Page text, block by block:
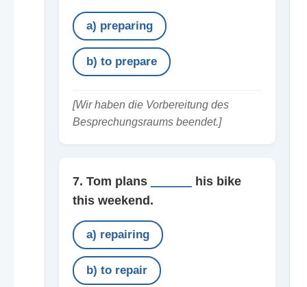
a) preparing
b) to prepare
[Wir haben die Vorbereitung des
Besprechungsraums beendet.]
7. Tom plans
his bike
this weekend.
a) repairing
b) to repair